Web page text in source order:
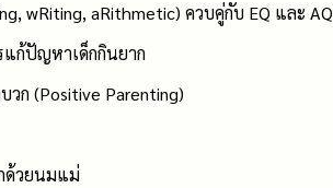
wRiting, aRithmetic) ควบคู่กับ EQ และ AQ
แก้ปัญหาเด็กกินยาก
วก (Positive Parenting)
ด้วยนมแม่